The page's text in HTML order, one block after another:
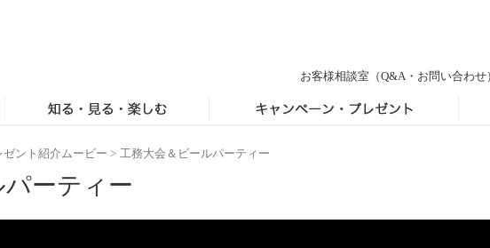
お客様相談室 （Q&A・お問い合わせ
ゼント紹介ムービー > 工務大会＆ビールパーティー
ーティー